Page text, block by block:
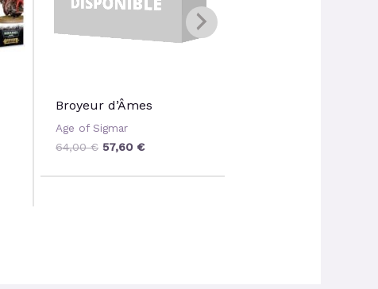
Broyeur d’Âmes
Age of Sigmar
64,00€ 57,60 €